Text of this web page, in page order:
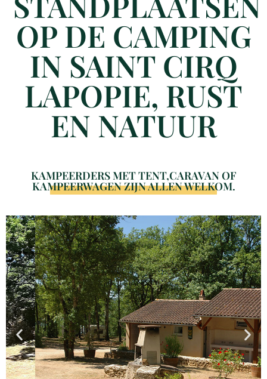
OP DE CAMPING
IN SAINT CIRQ
LAPOPIE, RUST
EN NATUUR
KAMPEERDERS MET TENT,CARAVAN OF
KAMPEERWAGEN ZIJN ALLEN WELKOM.